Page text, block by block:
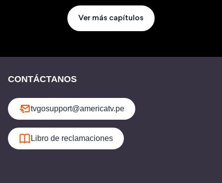
Ver más capítulos
CONTÁCTANOS
tvgosupport@americatv.pe
Libro de reclamaciones